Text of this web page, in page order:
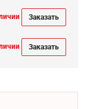
Заказать
Заказать